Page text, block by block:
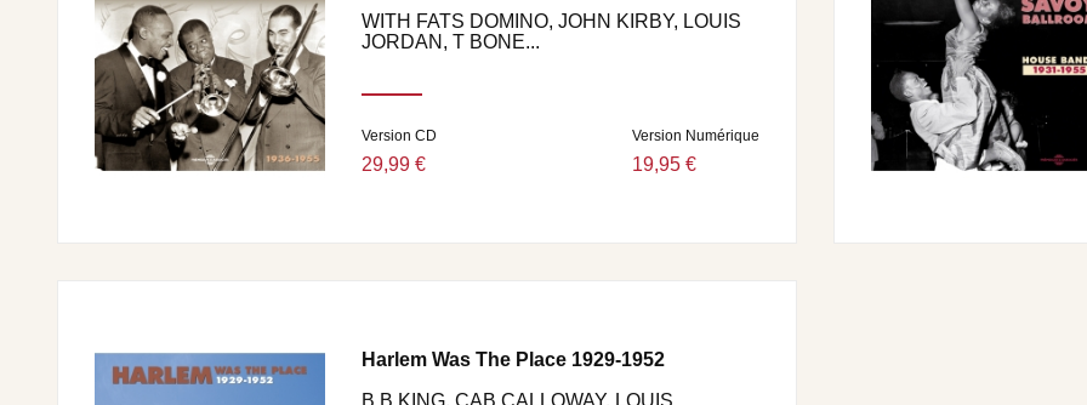
WITH FATS DOMINO, JOHN KIRBY, LOUIS
JORDAN, T BONE...
Version CD
29,99 €
Version Numérique
19,95 €
Harlem Was The Place 1929-1952
B B KING, CAB CALLOWAY, LOUIS